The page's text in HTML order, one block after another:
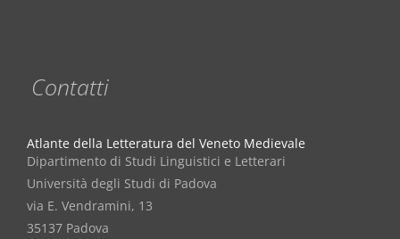
Contatti
Atlante della Letteratura del Veneto Medievale
Dipartimento di Studi Linguistici e Letterari
Università degli Studi di Padova
via E. Vendramini, 13
35137 Padova